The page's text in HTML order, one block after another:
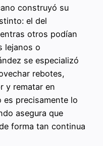
construyó su
el del
otros podían
lejanos o
se especializó
rebotes,
y rematar en
es precisamente lo
asegura que
forma tan continua